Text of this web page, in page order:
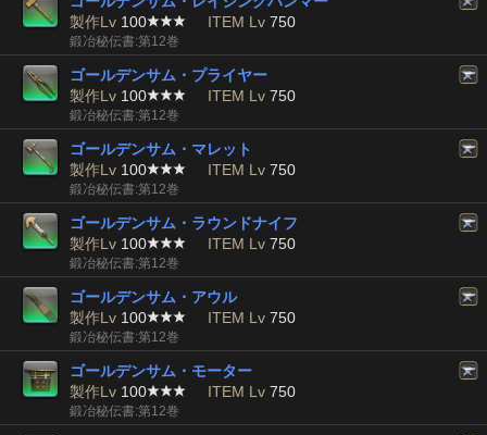
製作Lv 100 ITEM Lv 750
鍛冶秘伝書:第12巻
ゴールデンサム・プライヤー
製作Lv 100 ITEM Lv 750
鍛冶秘伝書:第12巻
ゴールデンサム・マレット
製作Lv 100 ITEM Lv 750
鍛冶秘伝書:第12巻
ゴールデンサム・ラウンドナイフ
製作Lv 100 ITEM Lv 750
鍛冶秘伝書:第12巻
ゴールデンサム・アウル
製作Lv 100 ITEM Lv 750
鍛冶秘伝書:第12巻
ゴールデンサム・モーター
製作Lv 100 ITEM Lv 750
鍛冶秘伝書:第12巻